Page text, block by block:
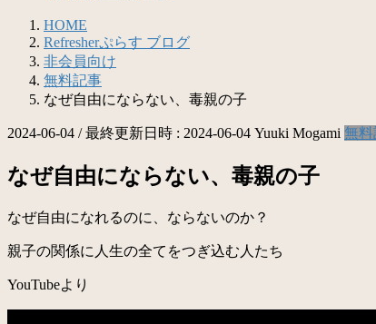
HOME
Refresherぷらす ブログ
非会員向け
無料記事
なぜ自由にならない、毒親の子
2024-06-04 / 最終更新日時 : 2024-06-04 Yuuki Mogami 無
なぜ自由にならない、毒親の子
なぜ自由になれるのに、ならないのか？
親子の関係に人生の全てをつぎ込む人たち
YouTubeより